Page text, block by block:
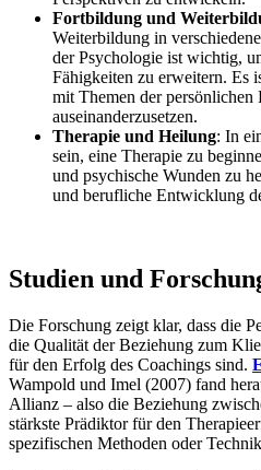
Fortbildung und
Weiterbildung in
der Psychologie ist wichtig,
Fähigkeiten zu erweitern. Es
mit Themen der
auseinanderzusetzen.
Therapie und Heilung: In
sein, eine Therapie zu
und psychische Wunden zu
und berufliche Entwicklung
Studien und
Die Forschung zeigt klar, dass die
die Qualität der Beziehung zum
für den Erfolg des Coachings sind.
Wampold und Imel (2007) fand
Allianz – also die Beziehung
stärkste Prädiktor für den
spezifischen Methoden oder